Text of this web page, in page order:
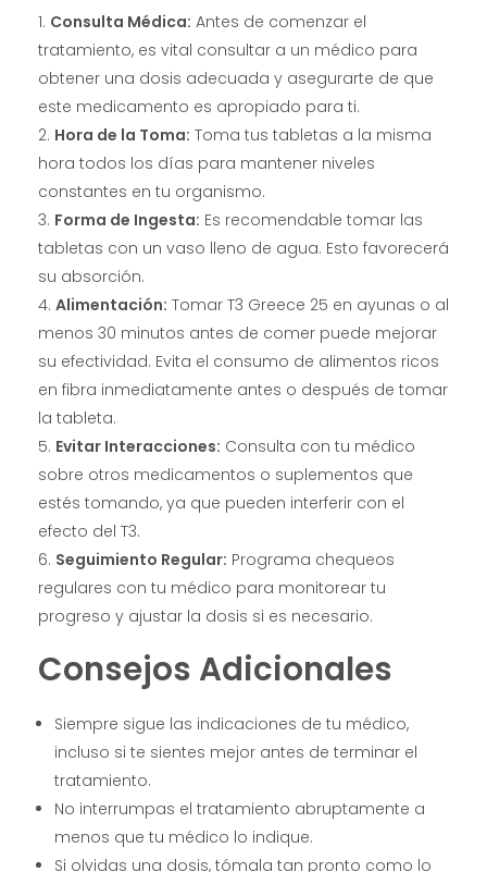
Consulta Médica: Antes de comenzar el
tratamiento, es vital consultar a un médico para
obtener una dosis adecuada y asegurarte de que
este medicamento es apropiado para ti.
Hora de la Toma: Toma tus tabletas a la misma
hora todos los días para mantener niveles
constantes en tu organismo.
Forma de Ingesta: Es recomendable tomar las
tabletas con un vaso lleno de agua. Esto favorecerá
su absorción.
Alimentación: Tomar T3 Greece 25 en ayunas o al
menos 30 minutos antes de comer puede mejorar
su efectividad. Evita el consumo de alimentos ricos
en fibra inmediatamente antes o después de tomar
la tableta.
Evitar Interacciones: Consulta con tu médico
sobre otros medicamentos o suplementos que
estés tomando, ya que pueden interferir con el
efecto del T3.
Seguimiento Regular: Programa chequeos
regulares con tu médico para monitorear tu
progreso y ajustar la dosis si es necesario.
Consejos Adicionales
Siempre sigue las indicaciones de tu médico,
incluso si te sientes mejor antes de terminar el
tratamiento.
No interrumpas el tratamiento abruptamente a
menos que tu médico lo indique.
Si olvidas una dosis, tómala tan pronto como lo